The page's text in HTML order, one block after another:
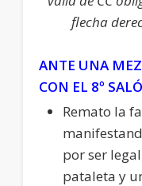
flecha
ANTE UNA
CON EL 8º
Remato la
por ser
pataleta y